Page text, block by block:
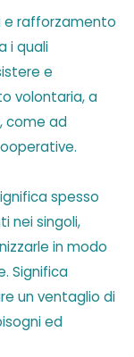
e rafforzamento
i quali
e
volontaria, a
come ad
spesso
nei singoli,
in modo
Significa
un ventaglio di
ed